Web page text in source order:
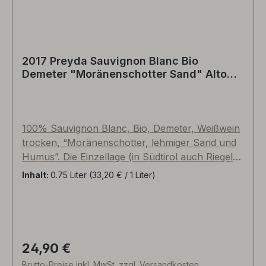
2017 Preyda Sauvignon Blanc Bio
Demeter "Moränenschotter Sand" Alto
100% Sauvignon Blanc, Bio, Demeter, Weißwein
trocken, “Moränenschotter, lehmiger Sand und
Humus”. Die Einzellage (in Südtirol auch Riegel
genannt) namens "Prey" ist eine nach Südosten
Tag-/Nachtabkühlung und damit für eine
verlängerte Vegetationsperiode
Inhalt: 0.75 Liter (33,20 € / 1 Liter)
Regulärer Preis:
24,90 €